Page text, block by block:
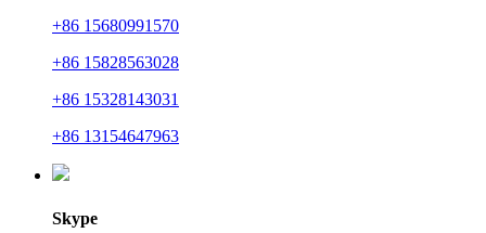
+86 15680991570
+86 15828563028
+86 15328143031
+86 13154647963
Skype